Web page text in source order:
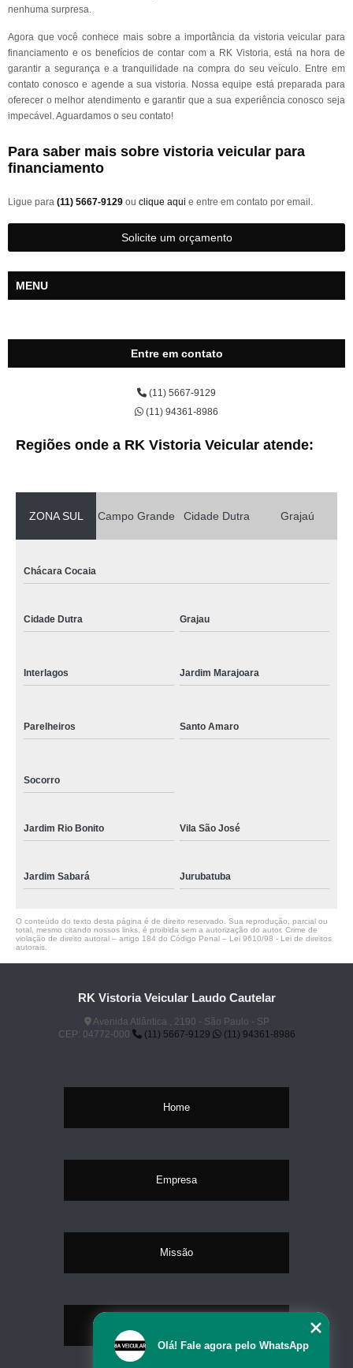
nenhuma surpresa.
Agora que você conhece mais sobre a importância da vistoria veicular para
financiamento e os benefícios de contar com a RK Vistoria, está na hora de
garantir a segurança e a tranquilidade na compra do seu veículo. Entre em
contato conosco e agende a sua vistoria. Nossa equipe está preparada para
oferecer o melhor atendimento e garantir que a sua experiência conosco seja
impecável. Aguardamos o seu contato!
Para saber mais sobre vistoria veicular para
financiamento
Ligue para (11) 5667-9129 ou clique aqui e entre em contato por email.
Solicite um orçamento
MENU
Entre em contato
(11) 5667-9129
(11) 94361-8986
Regiões onde a RK Vistoria Veicular atende:
ZONA SUL Campo Grande Cidade Dutra Grajaú
Chácara Cocaia
Cidade Dutra Grajau
Interlagos Jardim Marajoara
Parelheiros Santo Amaro
Socorro
Jardim Rio Bonito Vila São José
Jardim Sabará Jurubatuba
O conteúdo do texto desta página é de direito reservado. Sua reprodução, parcial ou
total, mesmo citando nossos links, é proibida sem a autorização do autor. Crime de
violação de direito autoral – artigo 184 do Código Penal – Lei 9610/98 - Lei de direitos
autorais
RK Vistoria Veicular Laudo Cautelar
Avenida Atlântica , 2190 - São Paulo - SP
CEP: 04772-000
(11) 5667-9129 (11) 94361-8986
Home
Empresa
Missão
Olá! Fale agora pelo WhatsApp